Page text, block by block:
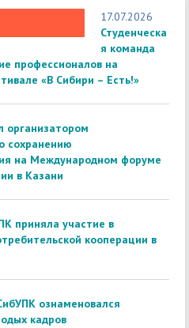
17.07.2026
Студенческа
я команда
профессионалов на
«В Сибири – Есть!»
организатором
сохранению
на Международном форуме
в Казани
приняла участие в
кооперации в
ознаменовался
кадров